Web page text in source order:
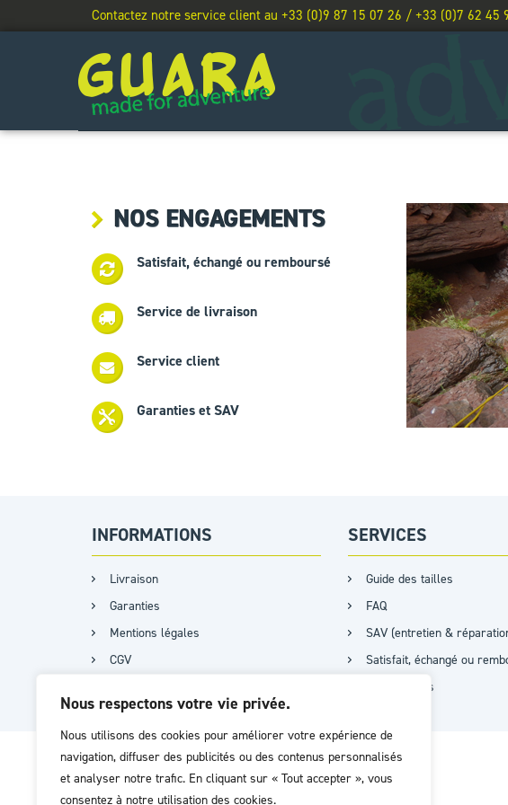
Nous respectons votre vie privée.
Nous utilisons des cookies pour améliorer votre expérience de
navigation, diffuser des publicités ou des contenus personnalisés
et analyser notre trafic. En cliquant sur « Tout accepter », vous
consentez à notre utilisation des cookies.
Contactez notre service client au +33 (0)9 87 15 07 26 / +33 (0)7 62 45
NOS ENGAGEMENTS
Satisfait, échangé ou remboursé
Service de livraison
Service client
Garanties et SAV
INFORMATIONS
Livraison
Garanties
Mentions légales
CGV
SERVICES
Guide des tailles
FAQ
SAV (entretien &
Satisfait, échangé ou
Certifications